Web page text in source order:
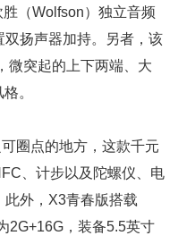
（Wolfson）独立音频
扬声器加持。另者，该
微突起的上下两端、大
。
圈点的地方，这款千元
、计步以及陀螺仪、电
外，X3青春版搭载
2G+16G，装备5.5英寸